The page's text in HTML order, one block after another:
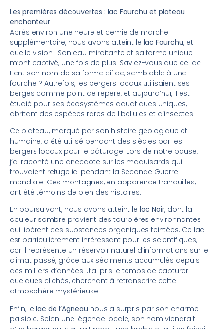
Les premières découvertes : lac Fourchu et plateau
enchanteur
Après environ une heure et demie de marche
supplémentaire, nous avons atteint le lac Fourchu, et
quelle vision ! Son eau miroitante et sa forme unique
m’ont captivé, une fois de plus. Saviez-vous que ce lac
tient son nom de sa forme bifide, semblable à une
fourche ? Autrefois, les bergers locaux utilisaient ses
berges comme point de repère, et aujourd’hui, il est
étudié pour ses écosystèmes aquatiques uniques,
abritant des espèces rares de libellules et d’insectes.
Ce plateau, marqué par son histoire géologique et
humaine, a été utilisé pendant des siècles par les
bergers locaux pour le pâturage. Lors de notre pause,
j’ai raconté une anecdote sur les maquisards qui
trouvaient refuge ici pendant la Seconde Guerre
mondiale. Ces montagnes, en apparence tranquilles,
ont été témoins de bien des histoires.
En poursuivant, nous avons atteint le lac Noir, dont la
couleur sombre provient des tourbières environnantes
qui libèrent des substances organiques teintées. Ce lac
est particulièrement intéressant pour les scientifiques,
car il représente un réservoir naturel d’informations sur le
climat passé, grâce aux sédiments accumulés depuis
des milliers d’années. J’ai pris le temps de capturer
quelques clichés, cherchant à retranscrire cette
atmosphère mystérieuse.
Enfin, le lac de l’Agneau nous a surpris par son charme
paisible. Selon une légende locale, son nom viendrait